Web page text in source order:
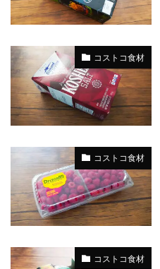
コストコ食材
コストコ食材
コストコ食材